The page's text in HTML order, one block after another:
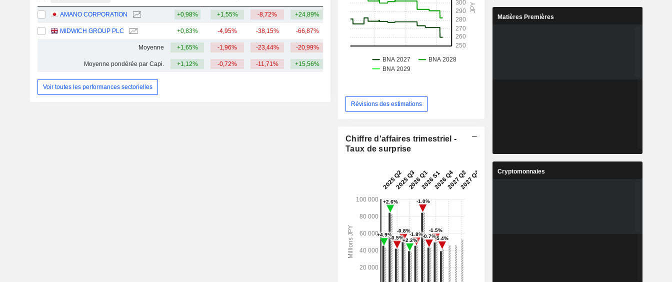
AMANO CORPORATION +0,98% +1,55% -8,72% +24,89%
MIDWICH GROUP PLC +0,83% -4,95% -38,15% -66,87% 193 M
Moyenne +1,65% -1,96% -23,44% -20,99% 948,19 M
Moyenne pondérée par Capi. +1,12% -0,72% -11,71% +15,56%
Voir toutes les performances sectorielles
Révisions des estimations
Chiffre d'affaires trimestriel -
Taux de surprise
Matières Premières
Cryptomonnaies